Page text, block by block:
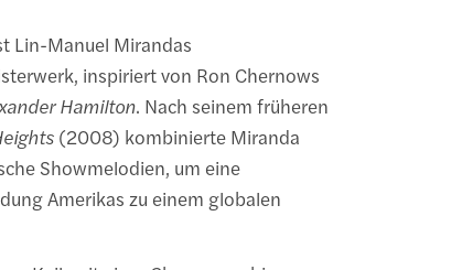
Lin-Manuel Mirandas
inspiriert von Ron Chernows
Hamilton. Nach seinem früheren
(2008) kombinierte Miranda
Showmelodien, um eine
Amerikas zu einem globalen